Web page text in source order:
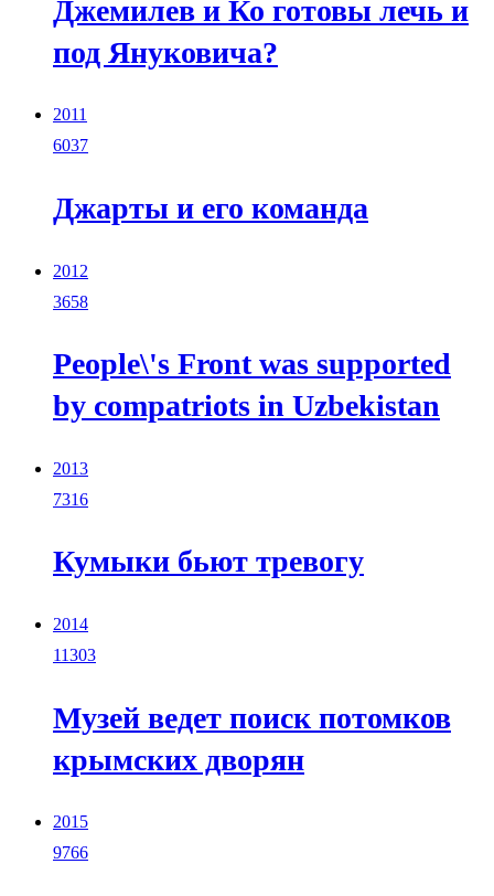
Джемилев и Ко готовы лечь и
под Януковича?
2011
6037
Джарты и его команда
2012
3658
People\'s Front was supported
by compatriots in Uzbekistan
2013
7316
Кумыки бьют тревогу
2014
11303
Музей ведет поиск потомков
крымских дворян
2015
9766